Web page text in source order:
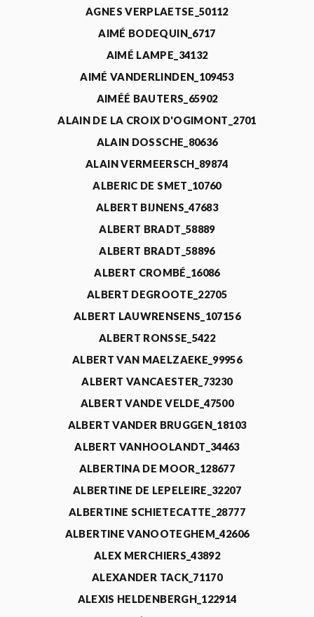
AGNES VERPLAETSE_50112
AIMÉ BODEQUIN_6717
AIMÉ LAMPE_34132
AIMÉ VANDERLINDEN_109453
AIMÉÉ BAUTERS_65902
ALAIN DE LA CROIX D'OGIMONT_2701
ALAIN DOSSCHE_80636
ALAIN VERMEERSCH_89874
ALBERIC DE SMET_10760
ALBERT BIJNENS_47683
ALBERT BRADT_58889
ALBERT BRADT_58896
ALBERT CROMBÉ_16086
ALBERT DEGROOTE_22705
ALBERT LAUWRENSENS_107156
ALBERT RONSSE_5422
ALBERT VAN MAELZAEKE_99956
ALBERT VANCAESTER_73230
ALBERT VANDE VELDE_47500
ALBERT VANDER BRUGGEN_18103
ALBERT VANHOOLANDT_34463
ALBERTINA DE MOOR_128677
ALBERTINE DE LEPELEIRE_32207
ALBERTINE SCHIETECATTE_28777
ALBERTINE VANOOTEGHEM_42606
ALEX MERCHIERS_43892
ALEXANDER TACK_71170
ALEXIS HELDENBERGH_122914